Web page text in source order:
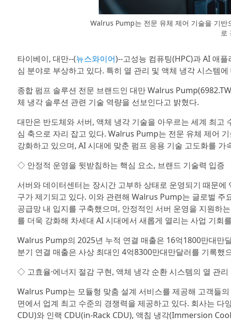
Walrus Pump는 전문 유체 제어 기술을 기반
로
타이베이, 대만--(뉴스와이어)--고성능 컴퓨팅(HPC)과 AI 애
심 분야로 부상하고 있다. 특히 열 관리 및 액체 냉각 시스템
종합 펌프 솔루션 전문 브랜드인 대만 Walrus
체 냉각 솔루션 관련 기술 역량을 선보인다고 밝혔다.
대만은 반도체와 서버, 액체 냉각 기술을 아우르는 세계 최고
심 축으로 자리 잡고 있다. Walrus Pump는 전문 유체 제어
강화하고 있으며, AI 시대에 맞춘 펌프 응용 기술 고도화를 가
◇ 안정적 운영을 뒷받침하는 핵심 요소, 브랜드 기술력 입증
서버와 데이터센터는 장시간 고부하 상태로 운영되기 때문
구가 제기되고 있다. 이와 관련해 Walrus Pump는 글로벌 주
공급망 내 입지를 구축했으며, 안정적인 서버 운영을 지원하
를 더욱 강화해 차세대 AI 시대에서 새롭게 열리는 사업 기회
Walrus Pump의 2025년 누적 연결 매출은 16억1800만대만
분기 연결 매출은 사상 최대인 4억8300만대만달러를 기록
◇ 고효율·에너지 절감 구현, 액체 냉각 순환 시스템의 열 관
Walrus Pump는 모듈형 맞춤 설계 서비스를 제공해 고객들
면에서 업계 최고 수준의 경쟁력을 제공하고 있다. 회사는
CDU)와 인랙 CDU(in-Rack CDU), 액침 냉각(Immersion